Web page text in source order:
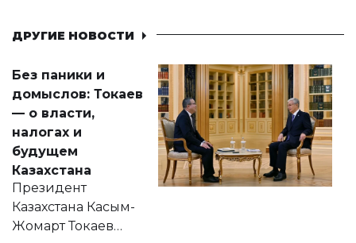
ДРУГИЕ НОВОСТИ
Без паники и
домыслов: Токаев
— о власти,
налогах и
будущем
Казахстана
Президент
Казахстана Касым-
Жомарт Токаев